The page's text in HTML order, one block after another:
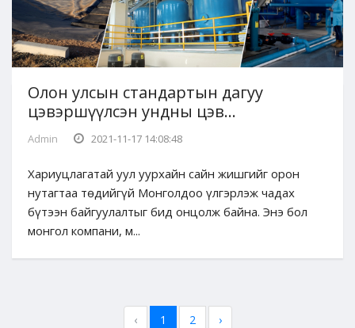
Олон улсын стандартын дагуу
цэвэршүүлсэн ундны цэв...
Admin 2021-11-17 14:08:48
Хариуцлагатай уул уурхайн сайн жишгийг орон
нутагтаа төдийгүй Монголдоо үлгэрлэж чадах
бүтээн байгуулалтыг бид онцолж байна. Энэ бол
монгол компани, м...
‹ 1 2 ›